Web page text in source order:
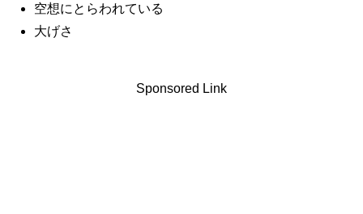
空想にとらわれている
大げさ
Sponsored Link